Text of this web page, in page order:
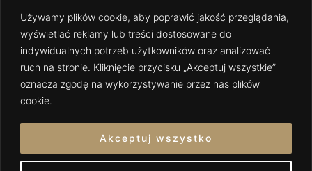
Używamy plików cookie, aby poprawić jakość przeglądania,
wyświetlać reklamy lub treści dostosowane do
indywidualnych potrzeb użytkowników oraz analizować
ruch na stronie. Kliknięcie przycisku „Akceptuj wszystkie”
oznacza zgodę na wykorzystywanie przez nas plików
cookie.
Akceptuj wszystko
FAQ
POLITYKA PRYWATNOŚCI
REGULAMIN